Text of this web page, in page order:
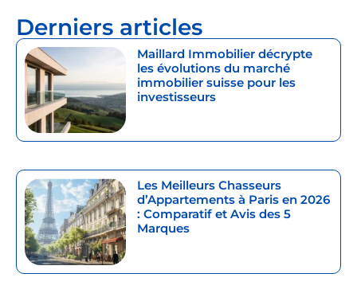
Derniers articles
Maillard Immobilier décrypte
les évolutions du marché
immobilier suisse pour les
investisseurs
Les Meilleurs Chasseurs
d’Appartements à Paris en 2026
: Comparatif et Avis des 5
Marques